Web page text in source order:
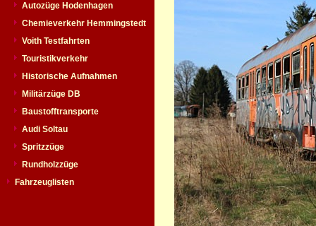
Autozüge Hodenhagen
Chemieverkehr Hemmingstedt
Voith Testfahrten
Touristikverkehr
Historische Aufnahmen
Militärzüge DB
Baustofftransporte
Audi Soltau
Spritzzüge
Rundholzzüge
Fahrzeuglisten